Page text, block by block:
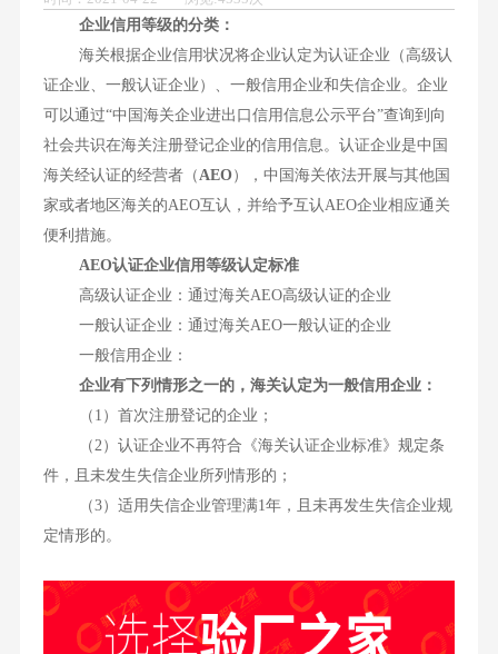
企业信用等级的分类：
海关根据企业信用状况将企业认定为认证企业（高级认
证企业、一般认证企业）、一般信用企业和失信企业。企业
可以通过“中国海关企业进出口信用信息公示平台”查询到向
社会共识在海关注册登记企业的信用信息。认证企业是中国
海关经认证的经营者（ AEO），中国海关依法开展与其他国
家或者地区海关的AEO互认，并给予互认AEO企业相应通关
便利措施。
AEO认证企业信用等级认定标准
高级认证企业：通过海关AEO高级认证的企业
一般认证企业：通过海关AEO一般认证的企业
一般信用企业：
企业有下列情形之一的，海关认定为一般信用企业：
（1）首次注册登记的企业；
（2）认证企业不再符合《海关认证企业标准》规定条
件，且未发生失信企业所列情形的；
（3）适用失信企业管理满1年，且未再发生失信企业规
定情形的。